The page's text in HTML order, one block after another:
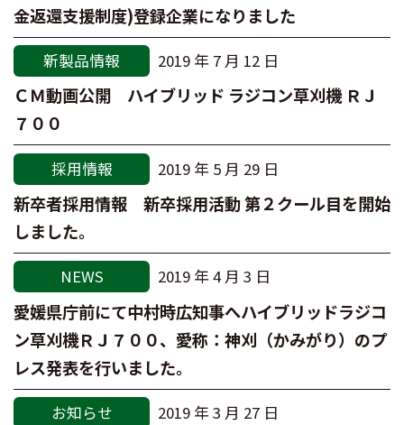
金返還支援制度)登録企業になりました
新製品情報 2019 年 7 月 12 日
ＣＭ動画公開 ハイブリッド ラジコン草刈機 ＲＪ
７００
採用情報 2019 年 5 月 29 日
新卒者採用情報 新卒採用活動 第２クール目を開始
しました。
NEWS 2019 年 4 月 3 日
愛媛県庁前にて中村時広知事へハイブリッドラジコ
ン草刈機ＲＪ７００、愛称：神刈（かみがり）のプ
レス発表を行いました。
お知らせ 2019 年 3 月 27 日